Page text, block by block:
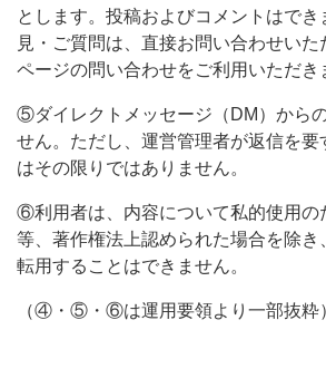
とします。投稿およびコメントはで
見・ご質問は、直接お問い合わせいた
ページの問い合わせをご利用いただき
⑤ダイレクトメッセージ（DM）から
せん。ただし、運営管理者が返信を要
はその限りではありません。
⑥利用者は、内容について私的使用の
等、著作権法上認められた場合を除き
転用することはできません。
（④・⑤・⑥は運用要領より一部抜粋